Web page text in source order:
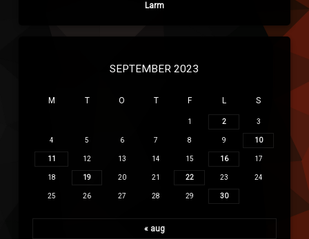
Larm
SEPTEMBER 2023
M T O T F L S
1 2 3
4 5 6 7 8 9 10
11 12 13 14 15 16 17
18 19 20 21 22 23 24
25 26 27 28 29 30
« aug